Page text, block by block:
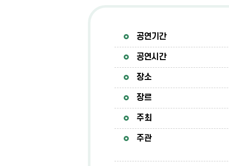
공연기간
공연시간
장소
장르
주최
주관